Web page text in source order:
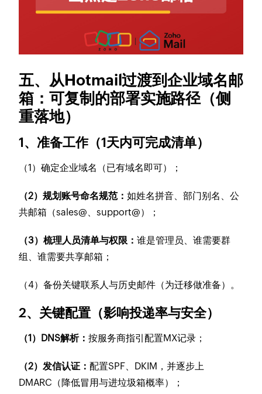
五、从Hotmail过渡到企业域名邮
箱：可复制的部署实施路径（侧
重落地）
1、准备工作（1天内可完成清单）
（1）确定企业域名（已有域名即可）；
（2）规划账号命名规范：如姓名拼音、部门别名、公
共邮箱（sales@、support@）；
（3）梳理人员清单与权限：谁是管理员、谁需要群
组、谁需要共享邮箱；
（4）备份关键联系人与历史邮件（为迁移做准备）。
2、关键配置（影响投递率与安全）
（1）DNS解析：按服务商指引配置MX记录；
（2）发信认证：配置SPF、DKIM，并逐步上
DMARC（降低冒用与进垃圾箱概率）；